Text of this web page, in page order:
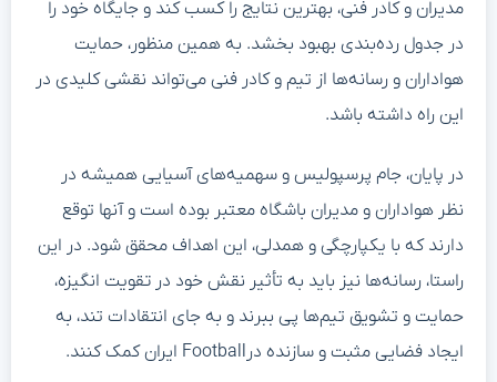
مدیران و کادر فنی، بهترین نتایج را کسب کند و جایگاه خود را
در جدول رده‌بندی بهبود بخشد. به همین منظور، حمایت
هواداران و رسانه‌ها از تیم و کادر فنی می‌تواند نقشی کلیدی در
این راه داشته باشد.
در پایان، جام پرسپولیس و سهمیه‌های آسیایی همیشه در
نظر هواداران و مدیران باشگاه معتبر بوده است و آنها توقع
دارند که با یکپارچگی و همدلی، این اهداف محقق شود. در این
راستا، رسانه‌ها نیز باید به تأثیر نقش خود در تقویت انگیزه،
حمایت و تشویق تیم‌ها پی ببرند و به جای انتقادات تند، به
ایجاد فضایی مثبت و سازنده درFootball ایران کمک کنند.